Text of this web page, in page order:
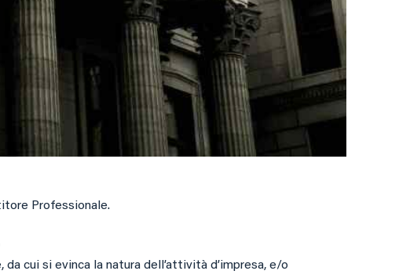
Professionale.
cui si evinca la natura dell’attività d’impresa, e/o